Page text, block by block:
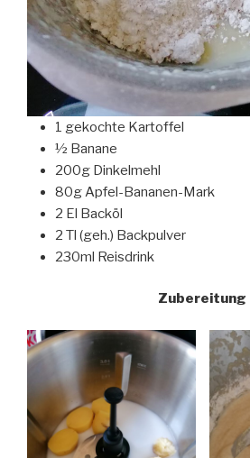
1 gekochte Kartoffel
½ Banane
200g Dinkelmehl
80g Apfel-Bananen-Mark
2 El Backöl
2 Tl (geh.) Backpulver
230ml Reisdrink
Zubereitung